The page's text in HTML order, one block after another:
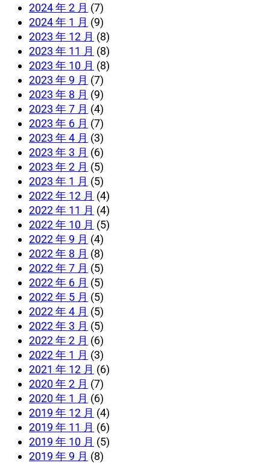
2024 年 2 月 (7)
2024 年 1 月 (9)
2023 年 12 月 (8)
2023 年 11 月 (8)
2023 年 10 月 (8)
2023 年 9 月 (7)
2023 年 8 月 (9)
2023 年 7 月 (4)
2023 年 6 月 (7)
2023 年 4 月 (3)
2023 年 3 月 (6)
2023 年 2 月 (5)
2023 年 1 月 (5)
2022 年 12 月 (4)
2022 年 11 月 (4)
2022 年 10 月 (5)
2022 年 9 月 (4)
2022 年 8 月 (8)
2022 年 7 月 (5)
2022 年 6 月 (5)
2022 年 5 月 (5)
2022 年 4 月 (5)
2022 年 3 月 (5)
2022 年 2 月 (6)
2022 年 1 月 (3)
2021 年 12 月 (6)
2020 年 2 月 (7)
2020 年 1 月 (6)
2019 年 12 月 (4)
2019 年 11 月 (6)
2019 年 10 月 (5)
2019 年 9 月 (8)